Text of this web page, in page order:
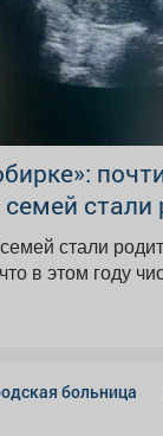
семей
стали
в этом году
больница